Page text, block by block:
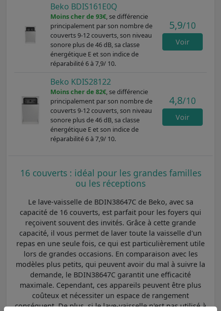
Beko BDIS161E0Q
Moins cher de 93€, se différencie
principalement par son nombre de
couverts 9-12 couverts, son niveau
sonore plus de 46 dB, sa classe
énergétique E et son indice de
réparabilité 6 à 7,9/ 10.
5,9/10
Voir
Beko KDIS28122
Moins cher de 82€, se différencie
principalement par son nombre de
couverts 9-12 couverts, son niveau
sonore plus de 46 dB, sa classe
énergétique E et son indice de
réparabilité 6 à 7,9/ 10.
4,8/10
Voir
16 couverts : idéal pour les grandes familles
ou les réceptions
Le lave-vaisselle de BDIN38647C de Beko, avec sa
capacité de 16 couverts, est parfait pour les foyers qui
reçoivent souvent des invités. Grâce à cette grande
capacité, il vous permet de laver toute la vaisselle d'un
repas en une seule fois, ce qui est particulièrement utile
lors de grandes occasions. En comparaison avec les
modèles plus petits, qui peuvent avoir du mal à suivre la
demande, le BDIN38647C garantit une efficacité
maximale. Cependant, ces appareils peuvent être plus
coûteux et nécessiter un espace de rangement
conséquent. De plus, si le lave-vaisselle n'est pas utilisé à